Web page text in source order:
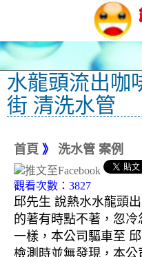
水龍頭流出咖
街 清洗水管
首頁 》 洗水管 案例
觀看次數：3827
邱先生 說熱水水龍頭
的著有時點不著，忽
一樣，本公司驅車至
檢測時並無發現，本公